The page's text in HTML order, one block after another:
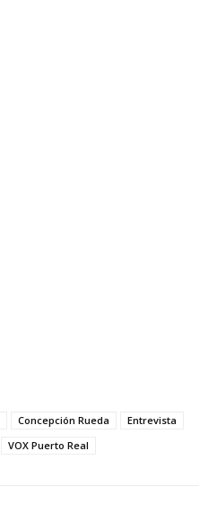
Concepción Rueda
Entrevista
VOX Puerto Real